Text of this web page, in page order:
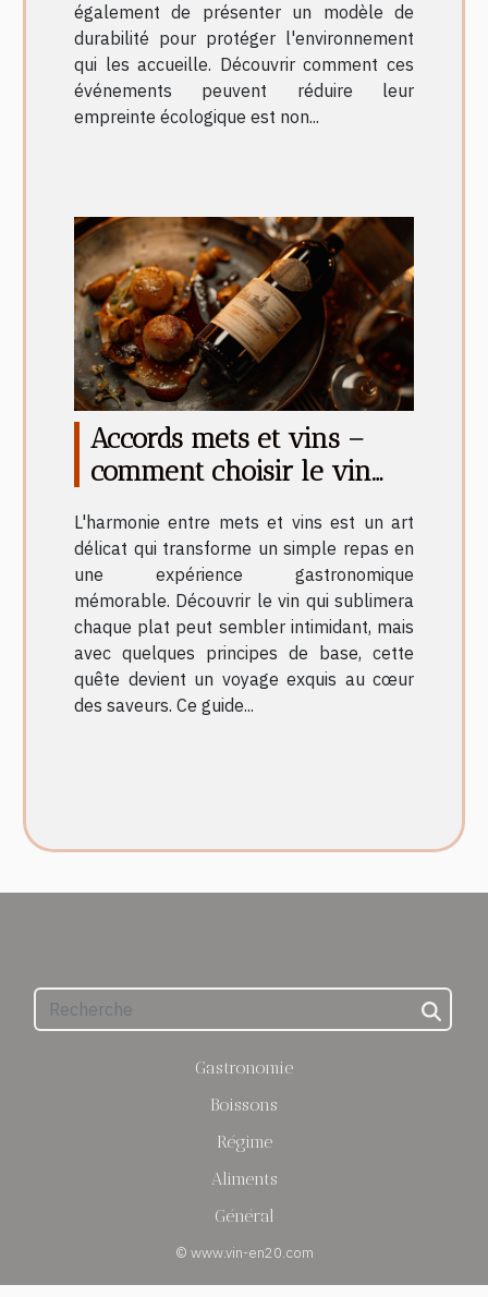
également de présenter un modèle de
durabilité pour protéger l'environnement
qui les accueille. Découvrir comment ces
événements peuvent réduire leur
empreinte écologique est non...
Accords mets et vins –
comment choisir le vin
L'harmonie entre mets et vins est un art
délicat qui transforme un simple repas en
une expérience gastronomique
mémorable. Découvrir le vin qui sublimera
chaque plat peut sembler intimidant, mais
avec quelques principes de base, cette
quête devient un voyage exquis au cœur
des saveurs. Ce guide...
Gastronomie
Boissons
Régime
Aliments
Général
© www.vin-en20.com